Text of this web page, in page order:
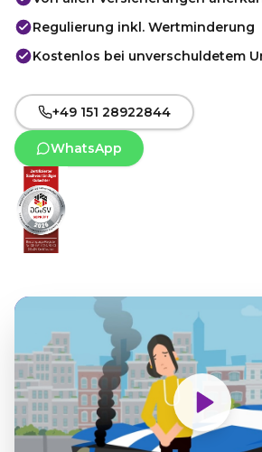
Regulierung inkl. Wertminderung
Kostenlos bei unverschuldetem
+49 151 28922844
WhatsApp